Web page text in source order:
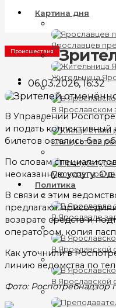
Картина дня
Ярославцев
Жительница
В Ярославском
Клещи стали
Прокуратура
Политика
В Ярославле
В Ярославской
В Ярославской
Происшествия
06.03.2026, 16:32
В Управлении
и подать
билетов остались без
По словам
неоказанную услугу.
В связи с этим
предлагают
возврате средств и
оператором, копия
Как уточнили в
линию ведомства по
Фото: Роспотребнадзор